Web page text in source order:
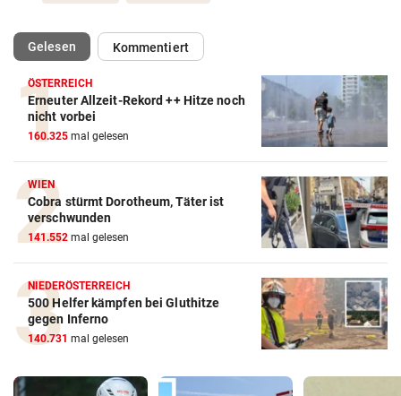
Gelesen(ausgewählt)Kommentiert
ÖSTERREICH
Erneuter Allzeit-Rekord ++ Hitze noch
nicht vorbei
160.325 mal gelesen
WIEN
Cobra stürmt Dorotheum, Täter ist
verschwunden
141.552 mal gelesen
NIEDERÖSTERREICH
500 Helfer kämpfen bei Gluthitze
gegen Inferno
140.731 mal gelesen